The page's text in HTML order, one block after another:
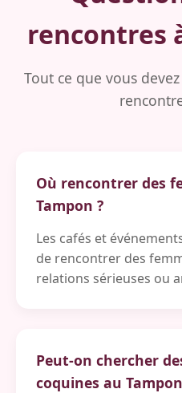
rencontres
Tout ce que vous
Où rencontrer des
Tampon ?
Les cafés et
de rencontrer des
relations sérieuses ou
Peut-on chercher
coquines au